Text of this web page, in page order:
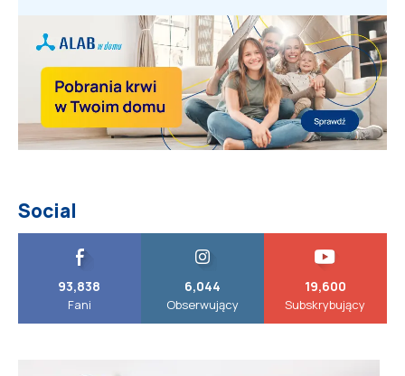
Social
93,838
Fani
6,044
Obserwujący
19,600
Subskrybujący